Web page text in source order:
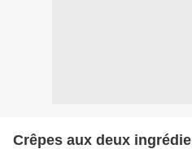
Crêpes aux deux